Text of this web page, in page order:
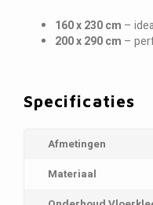
160 x 230 cm –
200 x 290 cm –
Specificaties
Afmetingen
Materiaal